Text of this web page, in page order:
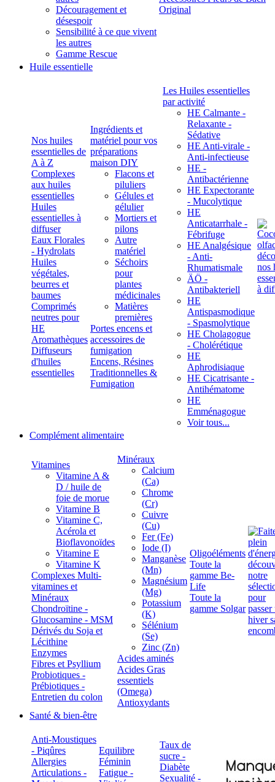
Découragement et
désespoir
Sensibilité à ce que vivent
les autres
Gamme Rescue
Original
Huile essentielle
Nos huiles
essentielles de
A à Z
Complexes
aux huiles
essentielles
Huiles
essentielles à
diffuser
Eaux Florales
- Hydrolats
Huiles
végétales,
beurres et
baumes
Comprimés
neutres pour
HE
Aromathèques
Diffuseurs
d'huiles
essentielles
Ingrédients et
matériel pour vos
préparations
maison DIY
Flacons et
piluliers
Gélules et
gélulier
Mortiers et
pilons
Autre
matériel
Séchoirs
pour
plantes
médicinales
Matières
premières
Portes encens et
accessoires de
fumigation
Encens, Résines
Traditionnelles &
Fumigation
Les Huiles essentielles
par activité
HE Calmante -
Relaxante -
Sédative
HE Anti-virale -
Anti-infectieuse
HE -
Antibactérienne
HE Expectorante
- Mucolytique
HE
Anticatarrhale -
Fébrifuge
HE Analgésique
- Anti-
Rhumatismale
ÄÖ -
Antibakteriell
HE
Antispasmodique
- Spasmolytique
HE Cholagogue
- Cholérétique
HE
Aphrodisiaque
HE Cicatrisante -
Antihématome
HE
Emménagogue
Voir tous...
Complément alimentaire
Vitamines
Vitamine A &
D / huile de
foie de morue
Vitamine B
Vitamine C,
Acérola et
Bioflavonoïdes
Vitamine E
Vitamine K
Complexes Multi-
vitamines et
Minéraux
Chondroïtine -
Glucosamine - MSM
Dérivés du Soja et
Lécithine
Enzymes
Fibres et Psyllium
Probiotiques -
Prébiotiques -
Entretien du colon
Minéraux
Calcium
(Ca)
Chrome
(Cr)
Cuivre
(Cu)
Fer (Fe)
Iode (I)
Manganèse
(Mn)
Magnésium
(Mg)
Potassium
(K)
Sélénium
(Se)
Zinc (Zn)
Acides aminés
Acides Gras
essentiels
(Omega)
Antioxydants
Oligoéléments
Toute la
gamme Be-
Life
Toute la
gamme Solgar
Santé & bien-être
Anti-Moustiques
- Piqûres
Allergies
Articulations -
Equilibre
Féminin
Fatigue -
Taux de
sucre -
Diabète
Sexualité -